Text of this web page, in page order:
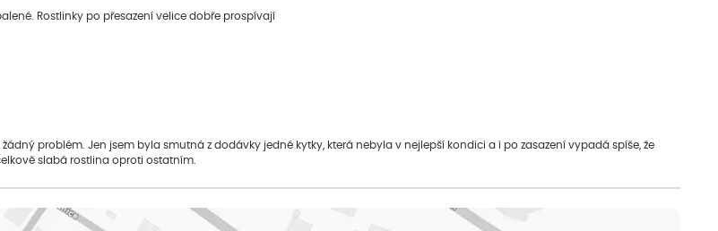
Rostlinky po přesazení velice dobře prospívají
problém. Jen jsem byla smutná z dodávky jedné kytky, která nebyla v nejlepší kondici a i po zasazení vypadá spíše, že
slabá rostlina oproti ostatním.